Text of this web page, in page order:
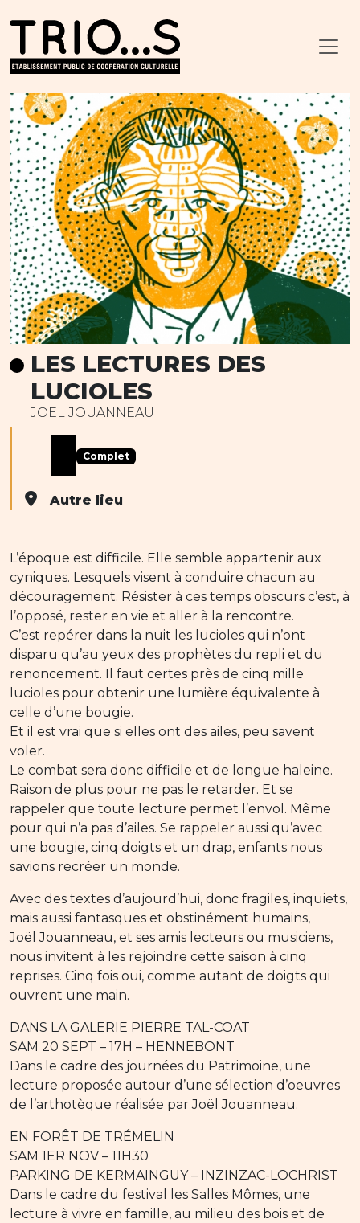
LES LECTURES DES
LUCIOLES
JOEL JOUANNEAU
Complet
Autre lieu
L’époque est difficile. Elle semble appartenir aux
cyniques. Lesquels visent à conduire chacun au
découragement. Résister à ces temps obscurs c’est, à
l’opposé, rester en vie et aller à la rencontre.
C’est repérer dans la nuit les lucioles qui n’ont
disparu qu’au yeux des prophètes du repli et du
renoncement. Il faut certes près de cinq mille
lucioles pour obtenir une lumière équivalente à
celle d’une bougie.
Et il est vrai que si elles ont des ailes, peu savent
voler.
Le combat sera donc difficile et de longue haleine.
Raison de plus pour ne pas le retarder. Et se
rappeler que toute lecture permet l’envol. Même
pour qui n’a pas d’ailes. Se rappeler aussi qu’avec
une bougie, cinq doigts et un drap, enfants nous
savions recréer un monde.
Avec des textes d’aujourd’hui, donc fragiles, inquiets,
mais aussi fantasques et obstinément humains,
Joël Jouanneau, et ses amis lecteurs ou musiciens,
nous invitent à les rejoindre cette saison à cinq
reprises. Cinq fois oui, comme autant de doigts qui
ouvrent une main.
DANS LA GALERIE PIERRE TAL-COAT
SAM 20 SEPT – 17H – HENNEBONT
Dans le cadre des journées du Patrimoine, une
lecture proposée autour d’une sélection d’oeuvres
de l’arthotèque réalisée par Joël Jouanneau.
EN FORÊT DE TRÉMELIN
SAM 1ER NOV – 11H30
PARKING DE KERMAINGUY – INZINZAC-LOCHRIST
Dans le cadre du festival les Salles Mômes, une
lecture à vivre en famille, au milieu des bois et de